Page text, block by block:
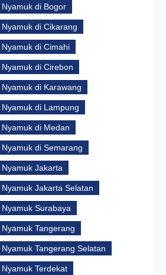
di Bogor
di Cikarang
di Cimahi
di Cirebon
di Karawang
di Lampung
di Medan
di Semarang
Jakarta
Jakarta Selatan
Surabaya
Tangerang
Tangerang Selatan
Terdekat